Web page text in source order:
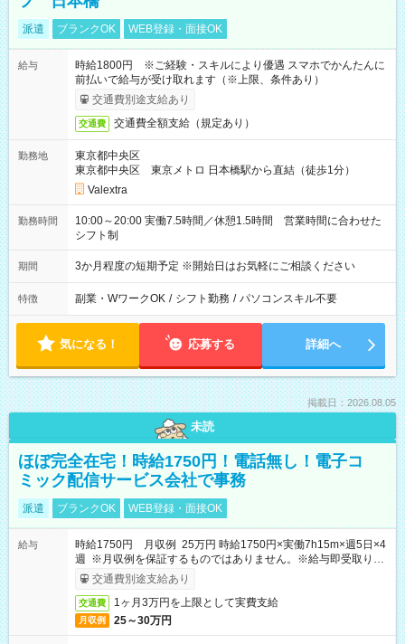
派遣 ブランクOK WEB登録・面接OK
給与
時給1800円 ※ご経験・スキルにより優遇 スマホでかんたんに
前払いで給与が受け取れます（※上限、条件あり）
交通費別途支給あり
交通費 交通費全額支給（規定あり）
勤務地
東京都中央区
東京都中央区 東京メトロ 日本橋駅から直結（徒歩1分）
Valextra
勤務時間
10:00～20:00 実働7.5時間／休憩1.5時間 営業時間に合わせた
シフト制
期間 3か月程度の短期予定 ※開始日はお気軽にご相談ください
特徴 副業・WワークOK / シフト勤務 / パソコンスキル不要
気になる！ 応募する 詳細へ
掲載日：2026.08.05
未読
ほぼ完全在宅！時給1750円！電話無し！電子コ
ミック配信サービス会社で事務
派遣 ブランクOK WEB登録・面接OK
給与
時給1750円 月収例 25万円 時給1750円×実働7h15m×週5日×4
週 ※月収例を保証するものではありません。※給与即受取りサ
ービス利用可（利用条件有）
交通費別途支給あり
交通費 1ヶ月3万円を上限として実費支給
月収例 25～30万円